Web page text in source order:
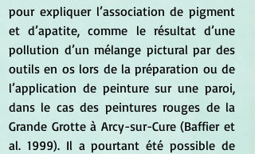
pour expliquer l’association de pigment
et d’apatite, comme le résultat d’une
pollution d’un mélange pictural par des
outils en os lors de la préparation ou de
l’application de peinture sur une paroi,
dans le cas des peintures rouges de la
Grande Grotte à Arcy-sur-Cure (Baffier et
al. 1999). Il a pourtant été possible de